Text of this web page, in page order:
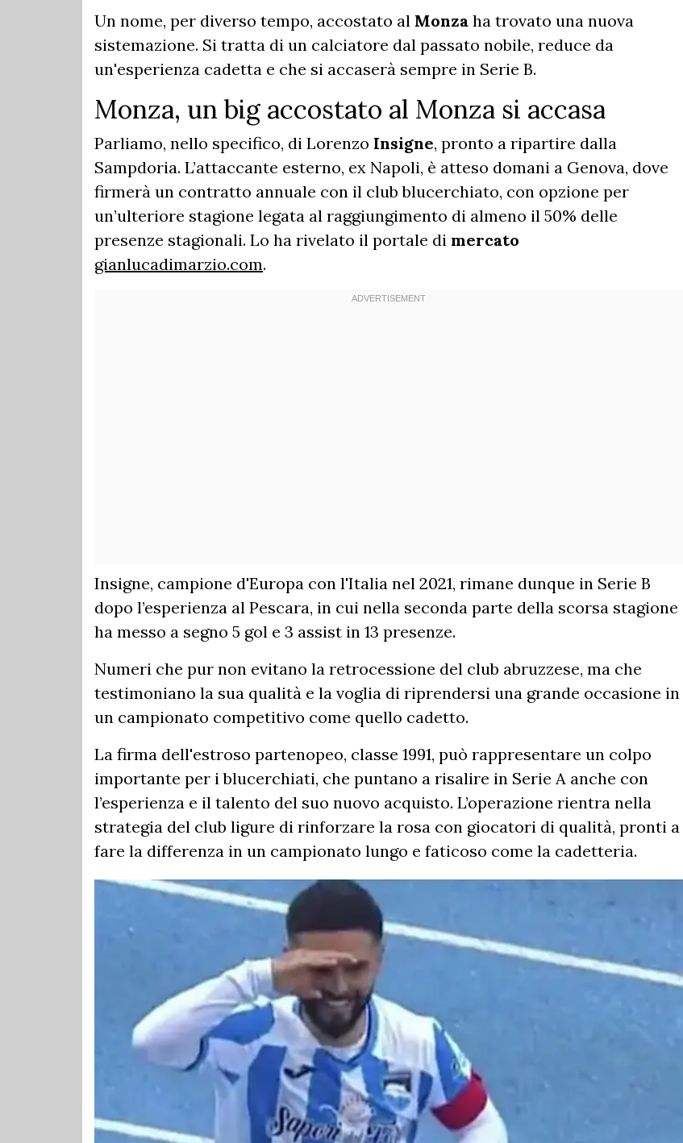
Un nome, per diverso tempo, accostato al Monza ha trovato una nuova
sistemazione. Si tratta di un calciatore dal passato nobile, reduce da
un'esperienza cadetta e che si accaserà sempre in Serie B.
Monza, un big accostato al Monza si accasa
Parliamo, nello specifico, di Lorenzo Insigne, pronto a ripartire dalla
Sampdoria. L’attaccante esterno, ex Napoli, è atteso domani a Genova, dove
firmerà un contratto annuale con il club blucerchiato, con opzione per
un’ulteriore stagione legata al raggiungimento di almeno il 50% delle
presenze stagionali. Lo ha rivelato il portale di mercato
gianlucadimarzio.com.
Insigne, campione d'Europa con l'Italia nel 2021, rimane dunque in Serie B
dopo l’esperienza al Pescara, in cui nella seconda parte della scorsa stagione
ha messo a segno 5 gol e 3 assist in 13 presenze.
Numeri che pur non evitano la retrocessione del club abruzzese, ma che
testimoniano la sua qualità e la voglia di riprendersi una grande occasione in
un campionato competitivo come quello cadetto.
La firma dell'estroso partenopeo, classe 1991, può rappresentare un colpo
importante per i blucerchiati, che puntano a risalire in Serie A anche con
l’esperienza e il talento del suo nuovo acquisto. L’operazione rientra nella
strategia del club ligure di rinforzare la rosa con giocatori di qualità, pronti a
fare la differenza in un campionato lungo e faticoso come la cadetteria.